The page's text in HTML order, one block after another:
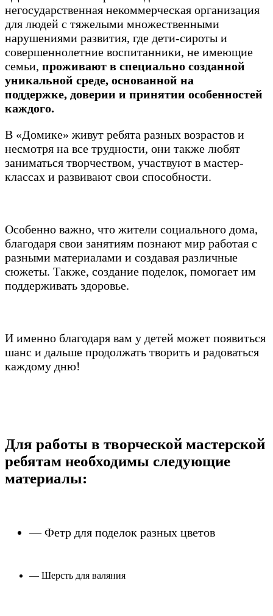
негосударственная некоммерческая организация
для людей с тяжелыми множественными
нарушениями развития, где дети-сироты и
совершеннолетние воспитанники, не имеющие
семьи, проживают в специально созданной
уникальной среде, основанной на
поддержке, доверии и принятии особенностей
каждого.
В «Домике» живут ребята разных возрастов и
несмотря на все трудности, они также любят
заниматься творчеством, участвуют в мастер-
классах и развивают свои способности.
Особенно важно, что жители социального дома,
благодаря свои занятиям познают мир работая с
разными материалами и создавая различные
сюжеты. Также, создание поделок, помогает им
поддерживать здоровье.
И именно благодаря вам у детей может появиться
шанс и дальше продолжать творить и радоваться
каждому дню!
Для работы в творческой мастерской
ребятам необходимы следующие
материалы:
— Фетр для поделок разных цветов
— Шерсть для валяния